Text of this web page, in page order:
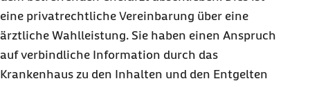
eine privatrechtliche Vereinbarung über eine
ärztliche Wahlleistung. Sie haben einen Anspruch
auf verbindliche Information durch das
Krankenhaus zu den Inhalten und den Entgelten